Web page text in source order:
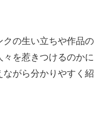
の生い立ちや作品の
を惹きつけるのかに
がら分かりやすく紹